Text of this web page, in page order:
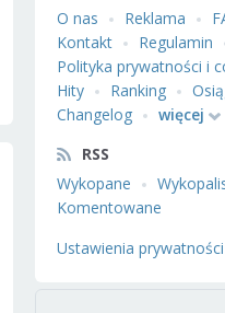
O nas
Reklama
Kontakt
Regulamin
Polityka prywatności i
Hity
Ranking
Changelog
więcej
RSS
Wykopane
Komentowane
Ustawienia prywatności